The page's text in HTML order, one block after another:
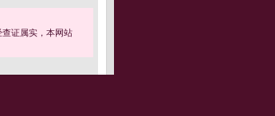
证属实，本网站